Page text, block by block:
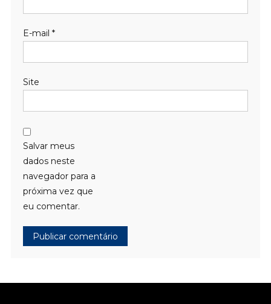
E-mail *
Site
Salvar meus
dados neste
navegador para a
próxima vez que
eu comentar.